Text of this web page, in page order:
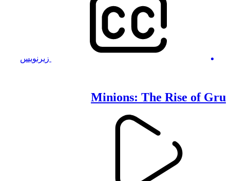
زیرنویس
Minions: The Rise of Gru